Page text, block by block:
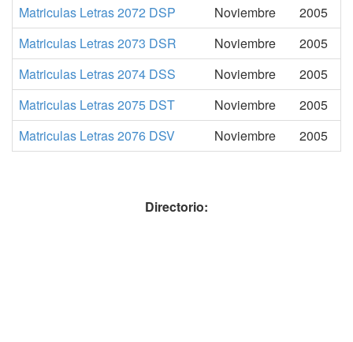
Matriculas Letras 2072 DSP
Noviembre
2005
Matriculas Letras 2073 DSR
Noviembre
2005
Matriculas Letras 2074 DSS
Noviembre
2005
Matriculas Letras 2075 DST
Noviembre
2005
Matriculas Letras 2076 DSV
Noviembre 2005
Directorio: